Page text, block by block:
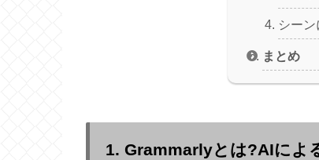
シー
まとめ
1. Grammarlyとは?AIによ